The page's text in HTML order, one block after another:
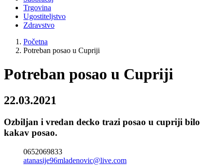
Trgovina
Ugostiteljstvo
Zdravstvo
Početna
Potreban posao u Cupriji
Potreban posao u Cupriji
22.03.2021
Ozbiljan i vredan decko trazi posao u cupriji bilo
kakav posao.
0652069833
atanasije96mladenovic@live.com